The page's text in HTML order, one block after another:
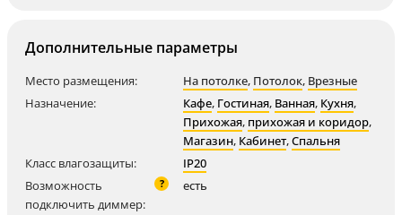
Дополнительные параметры
Место размещения: На потолке, Потолок, Врезные
Назначение:
Кафе, Гостиная, Ванная, Кухня,
Прихожая, прихожая и коридор,
Магазин, Кабинет,Спальня
Класс влагозащиты:
IP20
Возможность
подключить диммер:
? есть